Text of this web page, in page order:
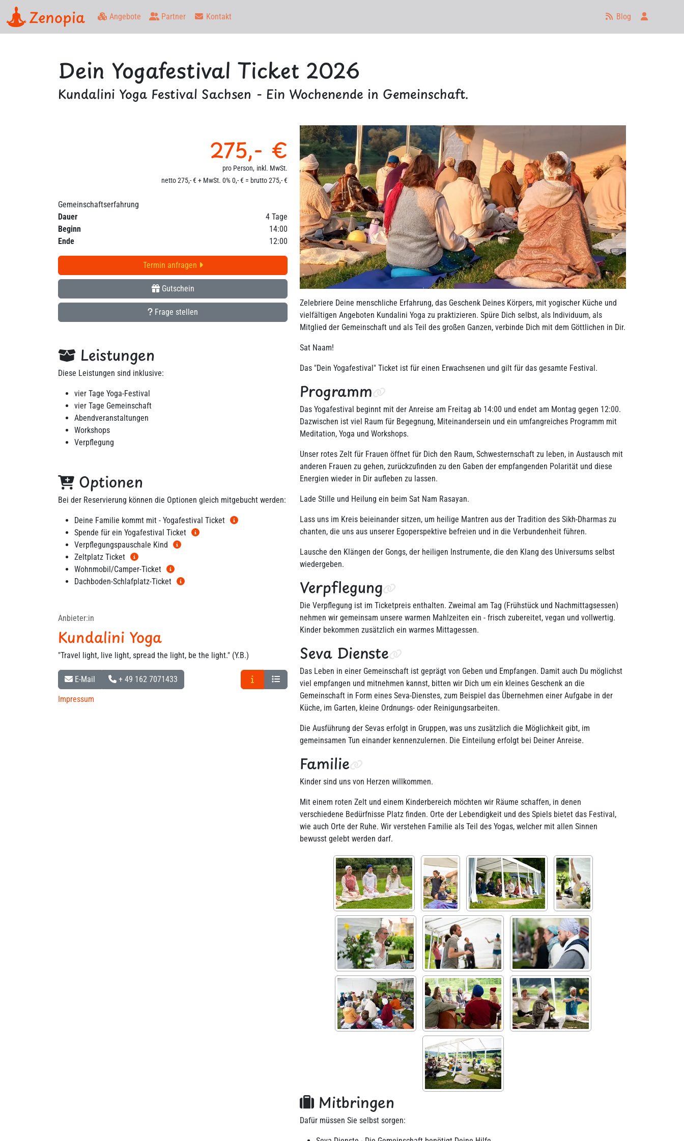
Zenopia Angebote Partner Kontakt Blog
Dein Yogafestival Ticket 2026
Kundalini Yoga Festival Sachsen - Ein Wochenende in Gemeinschaft.
275,- €
pro Person, inkl. MwSt.
netto 275,- € + MwSt. 0% 0,- € = brutto 275,- €
Gemeinschaftserfahrung
Dauer
4 Tage
Beginn
14:00
Ende
12:00
Termin anfragen
Gutschein
Frage stellen
Leistungen
Diese Leistungen sind inklusive:
vier Tage Yoga-Festival
vier Tage Gemeinschaft
Abendveranstaltungen
Workshops
Verpflegung
Optionen
Bei der Reservierung können die Optionen gleich mitgebucht werden:
Deine Familie kommt mit - Yogafestival Ticket
Spende für ein Yogafestival Ticket
Verpflegungspauschale Kind
Zeltplatz Ticket
Wohnmobil/Camper-Ticket
Dachboden-Schlafplatz-Ticket
Anbieter:in
Kundalini Yoga
"Travel light, live light, spread the light, be the light." (Y.B.)
E-Mail + 49 162 7071433
Impressum
Zelebriere Deine menschliche Erfahrung, das Geschenk Deines Körpers, mit yogischer Küche und
vielfältigen Angeboten Kundalini Yoga zu praktizieren. Spüre Dich selbst, als Individuum, als
Mitglied der Gemeinschaft und als Teil des großen Ganzen, verbinde Dich mit dem Göttlichen in Dir.
Sat Naam!
Das "Dein Yogafestival" Ticket ist für einen Erwachsenen und gilt für das gesamte Festival.
Programm
Das Yogafestival beginnt mit der Anreise am Freitag ab 14:00 und endet am Montag gegen 12:00.
Dazwischen ist viel Raum für Begegnung, Miteinandersein und ein umfangreiches Programm mit
Meditation, Yoga und Workshops.
Unser rotes Zelt für Frauen öffnet für Dich den Raum, Schwesternschaft zu leben, in Austausch mit
anderen Frauen zu gehen, zurückzufinden zu den Gaben der empfangenden Polarität und diese
Energien wieder in Dir aufleben zu lassen.
Lade Stille und Heilung ein beim Sat Nam Rasayan.
Lass uns im Kreis beieinander sitzen, um heilige Mantren aus der Tradition des Sikh-Dharmas zu
chanten, die uns aus unserer Egoperspektive befreien und in die Verbundenheit führen.
Lausche den Klängen der Gongs, der heiligen Instrumente, die den Klang des Universums selbst
wiedergeben.
Verpflegung
Die Verpflegung ist im Ticketpreis enthalten. Zweimal am Tag (Frühstück und Nachmittagsessen)
nehmen wir gemeinsam unsere warmen Mahlzeiten ein - frisch zubereitet, vegan und vollwertig.
Kinder bekommen zusätzlich ein warmes Mittagessen.
Seva Dienste
Das Leben in einer Gemeinschaft ist geprägt von Geben und Empfangen. Damit auch Du möglichst
viel empfangen und mitnehmen kannst, bitten wir Dich um ein kleines Geschenk an die
Gemeinschaft in Form eines Seva-Dienstes, zum Beispiel das Übernehmen einer Aufgabe in der
Küche, im Garten, kleine Ordnungs- oder Reinigungsarbeiten.
Die Ausführung der Sevas erfolgt in Gruppen, was uns zusätzlich die Möglichkeit gibt, im
gemeinsamen Tun einander kennenzulernen. Die Einteilung erfolgt bei Deiner Anreise.
Familie
Kinder sind uns von Herzen willkommen.
Mit einem roten Zelt und einem Kinderbereich möchten wir Räume schaffen, in denen
verschiedene Bedürfnisse Platz finden. Orte der Lebendigkeit und des Spiels bietet das Festival,
wie auch Orte der Ruhe. Wir verstehen Familie als Teil des Yogas, welcher mit allen Sinnen
bewusst gelebt werden darf.
Mitbringen
Dafür müssen Sie selbst sorgen: